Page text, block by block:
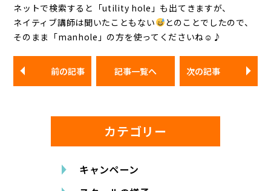
ネットで検索すると「utility hole」も出てきますが、
ネイティブ講師は聞いたこともない
とのことでしたので、
そのまま「manhole」の方を使ってくださいね☺♪
前の記事 記事一覧へ 次の記事
カテゴリー
キャンペーン